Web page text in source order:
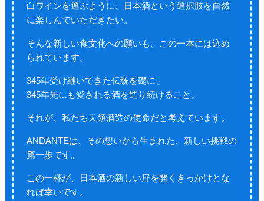
白ワインを選ぶように、日本酒という選択肢を自然
に楽しんでいただきたい。
そんな新しい食文化への願いも、この一本には込め
られています。
345年受け継いできた伝統を礎に、
345年先にも愛される酒を造り続けること。
それが、私たち天領酒造の使命だと考えています。
ANDANTEは、その想いから生まれた、新しい挑戦の
第一歩です。
この一杯が、日本酒の新しい扉を開くきっかけとな
れば幸いです。